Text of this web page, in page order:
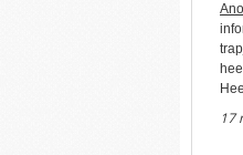
17